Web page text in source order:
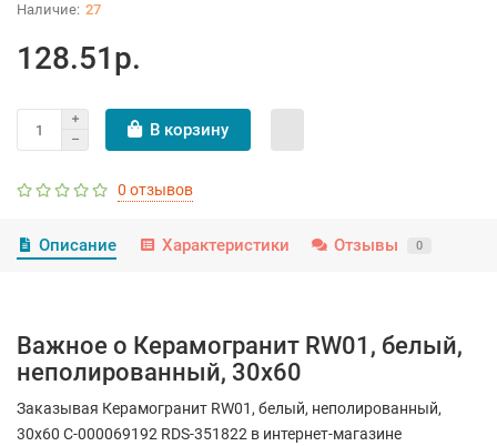
27
128.51р.
В корзину
0 отзывов
Описание Характеристики Отзывы 0
Важное о Керамогранит RW01, белый,
неполированный, 30x60
Заказывая Керамогранит RW01, белый, неполированный,
30x60 С-000069192 RDS-351822 в интернет-магазине